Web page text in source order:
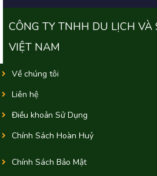
CÔNG TY TNHH DU LỊCH VÀ
VIỆT NAM
Về chúng tôi
Liên hệ
Điều khoản Sử Dụng
Chính Sách Hoàn Huỷ
Chính Sách Bảo Mật